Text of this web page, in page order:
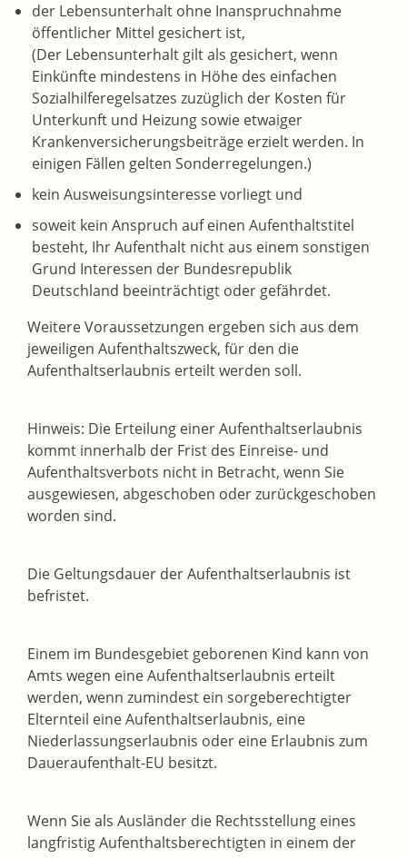
der Lebensunterhalt ohne Inanspruchnahme
öffentlicher Mittel gesichert ist,
(Der Lebensunterhalt gilt als gesichert, wenn
Einkünfte mindestens in Höhe des einfachen
Sozialhilferegelsatzes zuzüglich der Kosten für
Unterkunft und Heizung sowie etwaiger
Krankenversicherungsbeiträge erzielt werden. In
einigen Fällen gelten Sonderregelungen.)
kein Ausweisungsinteresse vorliegt und
soweit kein Anspruch auf einen Aufenthaltstitel
besteht, Ihr Aufenthalt nicht aus einem sonstigen
Grund Interessen der Bundesrepublik
Deutschland beeinträchtigt oder gefährdet.
Weitere Voraussetzungen ergeben sich aus dem
jeweiligen Aufenthaltszweck, für den die
Aufenthaltserlaubnis erteilt werden soll.
Hinweis: Die Erteilung einer Aufenthaltserlaubnis
kommt innerhalb der Frist des Einreise- und
Aufenthaltsverbots nicht in Betracht, wenn Sie
ausgewiesen, abgeschoben oder zurückgeschoben
worden sind.
Die Geltungsdauer der Aufenthaltserlaubnis ist
befristet.
Einem im Bundesgebiet geborenen Kind kann von
Amts wegen eine Aufenthaltserlaubnis erteilt
werden, wenn zumindest ein sorgeberechtigter
Elternteil eine Aufenthaltserlaubnis, eine
Niederlassungserlaubnis oder eine Erlaubnis zum
Daueraufenthalt-EU besitzt.
Wenn Sie als Ausländer die Rechtsstellung eines
langfristig Aufenthaltsberechtigten in einem der